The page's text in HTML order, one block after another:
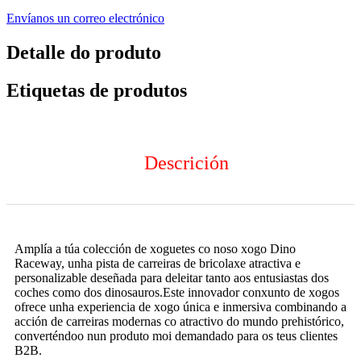
Envíanos un correo electrónico
Detalle do produto
Etiquetas de produtos
Descrición
Amplía a túa colección de xoguetes co noso xogo Dino
Raceway, unha pista de carreiras de bricolaxe atractiva e
personalizable deseñada para deleitar tanto aos entusiastas dos
coches como dos dinosauros.Este innovador conxunto de xogos
ofrece unha experiencia de xogo única e inmersiva combinando a
acción de carreiras modernas co atractivo do mundo prehistórico,
converténdoo nun produto moi demandado para os teus clientes
B2B.